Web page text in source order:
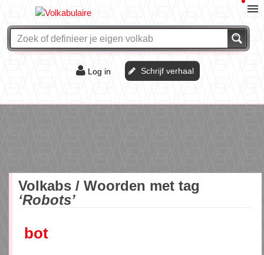
Log in Schrijf verhaal
Volkabs / Woorden met tag
‘Robots’
bot